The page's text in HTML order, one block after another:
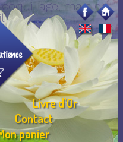
coquillage, mala en
Livre d'Or
Contact
panier